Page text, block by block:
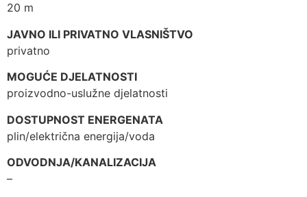
20 m
JAVNO ILI PRIVATNO VLASNIŠTVO
privatno
MOGUĆE DJELATNOSTI
proizvodno-uslužne djelatnosti
DOSTUPNOST ENERGENATA
plin/električna energija/voda
ODVODNJA/KANALIZACIJA
–